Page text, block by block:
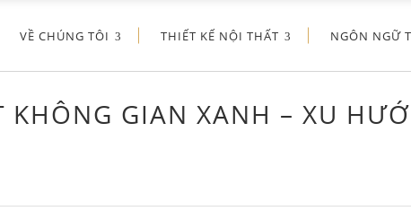
VỀ CHÚNG TÔI THIẾT KẾ NỘI THẤT NGÔN NGỮ
KHÔNG GIAN XANH – XU